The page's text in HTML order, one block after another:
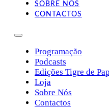
SOBRE NÓS
CONTACTOS
Programação
Podcasts
Edições Tigre de
Loja
Sobre Nós
Contactos